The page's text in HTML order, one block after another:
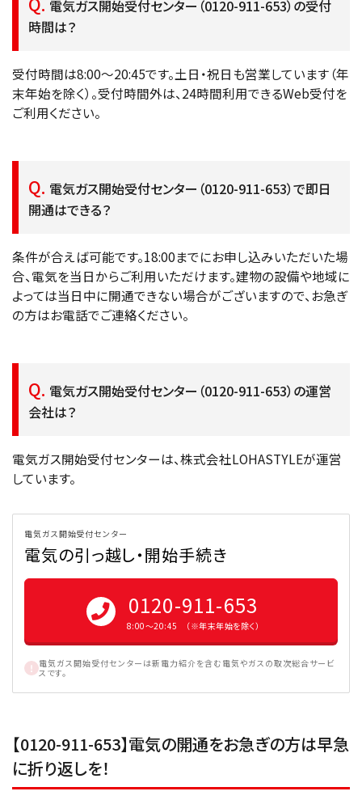
電気ガス開始受付センター（0120-911-653）の受付
時間は？
受付時間は8:00〜20:45です。土日・祝日も営業しています（年
末年始を除く）。受付時間外は、24時間利用できるWeb受付を
ご利用ください。
電気ガス開始受付センター（0120-911-653）で即日
開通はできる？
条件が合えば可能です。18:00までにお申し込みいただいた場
合、電気を当日からご利用いただけます。建物の設備や地域に
よっては当日中に開通できない場合がございますので、お急ぎ
の方はお電話でご連絡ください。
電気ガス開始受付センター（0120-911-653）の運営
会社は？
電気ガス開始受付センターは、株式会社LOHASTYLEが運営
しています。
電気ガス開始受付センター
電気の引っ越し・開始手続き
0120-911-653
8:00〜20:45 （※年末年始を除く）
電気ガス開始受付センターは新電力紹介を含む電気やガスの取次総合サービ
スです。
【0120-911-653】電気の開通をお急ぎの方は早急
に折り返しを！